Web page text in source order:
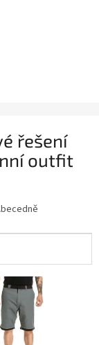
řešení
outfit